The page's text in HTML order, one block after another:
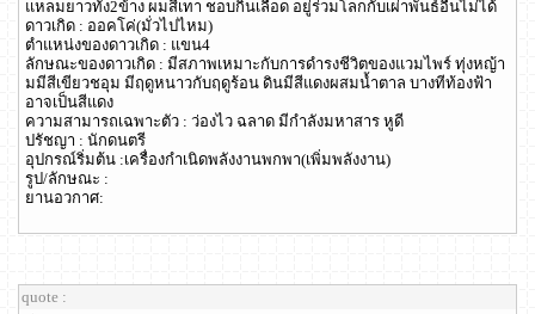
แหลมยาวทั้ง2ข้าง ผมสีเทา ชอบกินเลือด อยู่ร่วมโลกกับเผ่าพันธ์อื่นไม่ได้
ดาวเกิด : ออคโค่(มั่วไปไหม)
ตำแหน่งของดาวเกิด : แขน4
ลักษณะของดาวเกิด : มีสภาพเหมาะกับการดำรงชีวิตของแวมไพร์ ทุ่งหญ้า
มมีสีเขียวชอุม มีฤดูหนาวกับฤดูร้อน ดินมีสีแดงผสมน้ำตาล บางทีท้องฟ้า
อาจเป็นสีแดง
ความสามารถเฉพาะตัว : ว่องไว ฉลาด มีกำลังมหาสาร หูดี
ปรัชญา : นักดนตรี
อุปกรณ์ริ่มต้น :เครื่องกำเนิดพลังงานพกพา(เพิ่มพลังงาน)
รูป/ลักษณะ :
ยานอวกาศ:
quote :